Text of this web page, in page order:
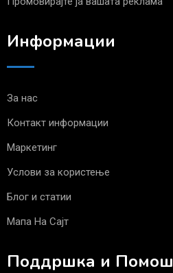
Информации
За нас
Контакт информации
Маркетинг
Услови за користење
Блог и статии
Мапа На Сајт
Поддршка и Помош